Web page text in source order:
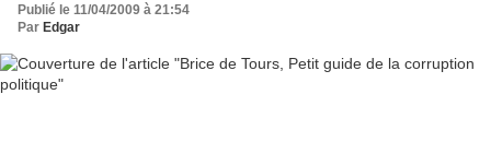
Publié le 11/04/2009 à 21:54
Par Edgar